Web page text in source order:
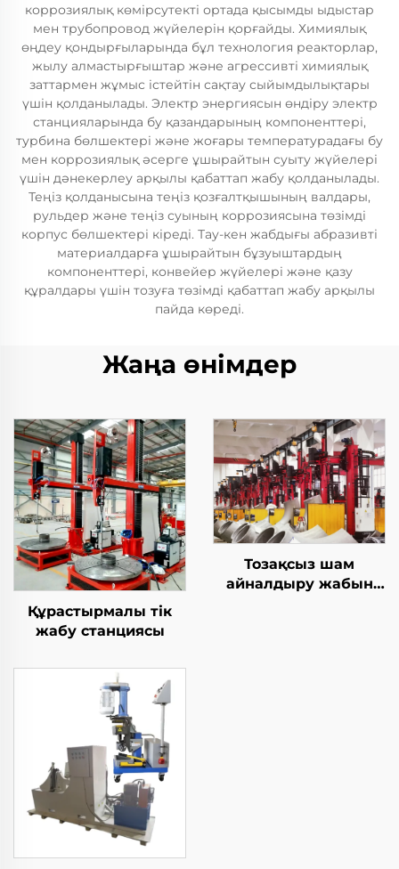
коррозиялық көмірсутекті ортада қысымды ыдыстар
мен трубопровод жүйелерін қорғайды. Химиялық
өңдеу қондырғыларында бұл технология реакторлар,
жылу алмастырғыштар және агрессивті химиялық
заттармен жұмыс істейтін сақтау сыйымдылықтары
үшін қолданылады. Электр энергиясын өндіру электр
станцияларында бу қазандарының компоненттері,
турбина бөлшектері және жоғары температурадағы бу
мен коррозиялық әсерге ұшырайтын суыту жүйелері
үшін дәнекерлеу арқылы қабаттап жабу қолданылады.
Теңіз қолданысына теңіз қозғалтқышының валдары,
рульдер және теңіз суының коррозиясына төзімді
корпус бөлшектері кіреді. Тау-кен жабдығы абразивті
материалдарға ұшырайтын бұзуыштардың
компоненттері, конвейер жүйелері және қазу
құралдары үшін тозуға төзімді қабаттап жабу арқылы
пайда көреді.
Жаңа өнімдер
Құрастырмалы тік
жабу станциясы
Тозақсыз шам
айналдыру жабын